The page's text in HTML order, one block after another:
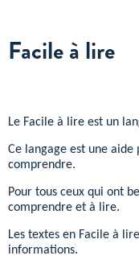
Facile à lire
Le Facile à lire est un
Ce langage est une
comprendre.
Pour tous ceux qui ont
comprendre et à lire.
Les textes en Facile à
informations.